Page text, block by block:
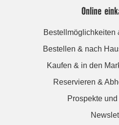
Online
Bestellmöglichkeiten
Bestellen & nach
Kaufen & in den
Reservieren &
Prospekte